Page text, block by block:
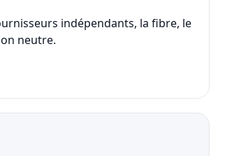
indépendants, la fibre, le
neutre.